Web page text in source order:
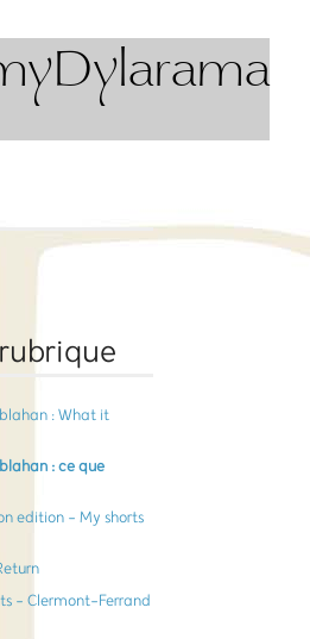
: What it
: ce que
edition - My shorts
- Clermont-Ferrand